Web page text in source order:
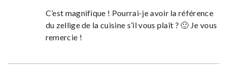
C’est magnifique ! Pourrai-je avoir la référence
du zellige de la cuisine s’il vous plaît ? 🙂 Je vous
remercie !